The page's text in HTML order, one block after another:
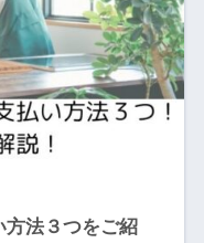
方法３つをご紹